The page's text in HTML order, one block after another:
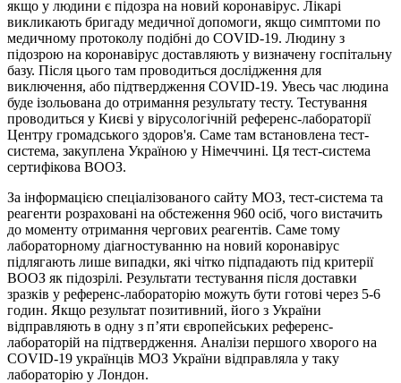
якщо у людини є підозра на новий коронавірус. Лікарі
викликають бригаду медичної допомоги, якщо симптоми по
медичному протоколу подібні до COVID-19. Людину з
підозрою на коронавірус доставляють у визначену госпітальну
базу. Після цього там проводиться дослідження для
виключення, або підтвердження COVID-19. Увесь час людина
буде ізольована до отримання результату тесту. Тестування
проводиться у Києві у вірусологічній референс-лабораторії
Центру громадського здоров'я. Саме там встановлена тест-
система, закуплена Україною у Німеччині. Ця тест-система
сертифікова ВООЗ.
За інформацією спеціалізованого сайту МОЗ, тест-система та
реагенти розраховані на обстеження 960 осіб, чого вистачить
до моменту отримання чергових реагентів. Саме тому
лабораторному діагностуванню на новий коронавірус
підлягають лише випадки, які чітко підпадають під критерії
ВООЗ як підозрілі. Результати тестування після доставки
зразків у референс-лабораторію можуть бути готові через 5-6
годин. Якщо результат позитивний, його з України
відправляють в одну з п’яти європейських референс-
лабораторій на підтвердження. Аналізи першого хворого на
COVID-19 українців МОЗ України відправляла у таку
лабораторію у Лондон.